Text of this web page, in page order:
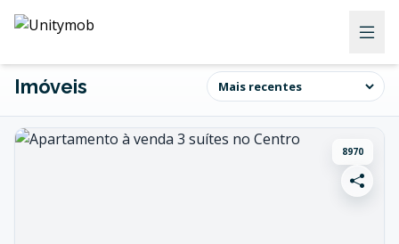
Imóveis
8970